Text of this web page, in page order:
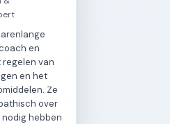
en
van
en het
Ze
over
hebben